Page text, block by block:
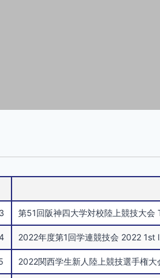
第51回阪神四大学対校陸上競技大
2022年度第1回学連競技会 2022 1st
2022関西学生新人陸上競技選手権